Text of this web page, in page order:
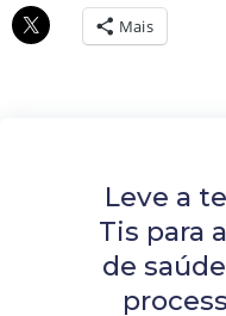
Mais
Leve a
Tis para
de